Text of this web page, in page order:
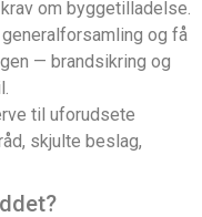
om byggetilladelse.
og få
— brandsikring og
til uforudsete
skjulte beslag,